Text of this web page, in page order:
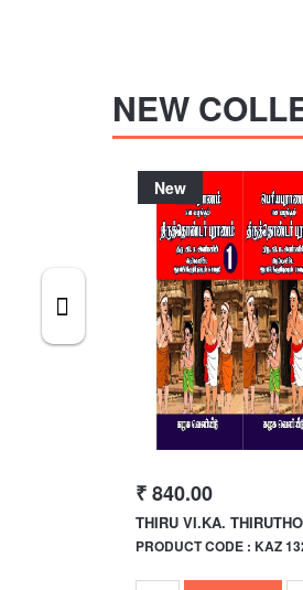
NEW
New
₹ 840.00
THIRU VI.KA.
PRODUCT CODE : KAZ